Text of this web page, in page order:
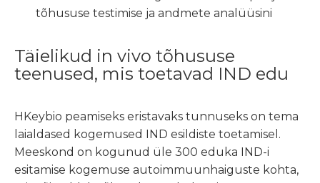
tõhususe testimise ja andmete analüüsini
Täielikud in vivo tõhususe
teenused, mis toetavad IND edu
HKeybio peamiseks eristavaks tunnuseks on tema
laialdased kogemused IND esildiste toetamisel.
Meeskond on kogunud üle 300 eduka IND-i
esitamise kogemuse autoimmuunhaiguste kohta,